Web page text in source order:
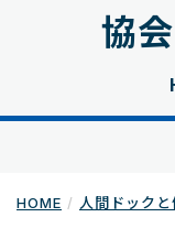
協
HOME 人間ドック